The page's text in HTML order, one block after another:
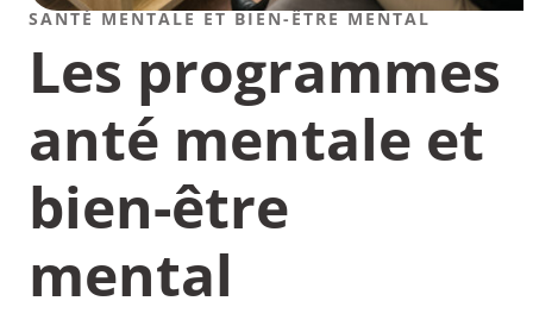
SANTÉ MENTALE ET BIEN-ÊTRE MENTAL
Les programmes
anté mentale et
bien-être
mental